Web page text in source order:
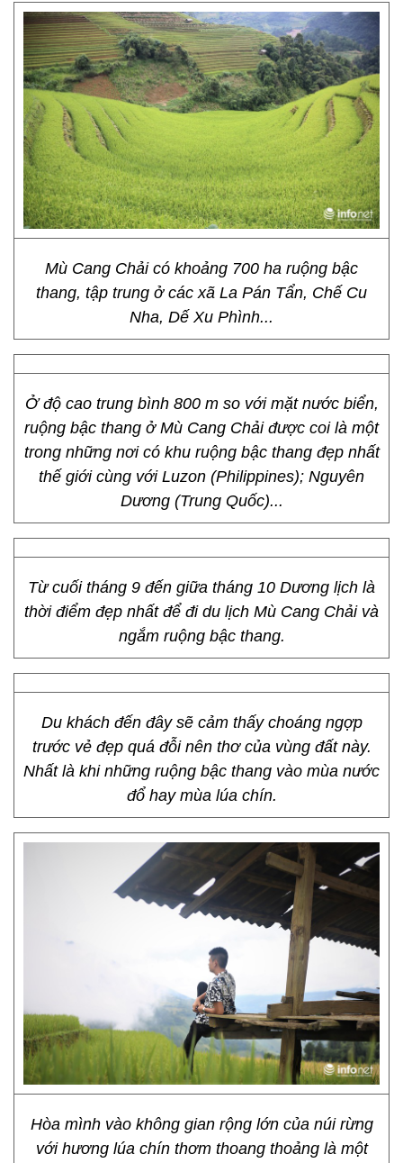
Mù Cang Chải có khoảng 700 ha ruộng bậc
thang, tập trung ở các xã La Pán Tẩn, Chế Cu
Nha, Dế Xu Phình...
Ở độ cao trung bình 800 m so với mặt nước biển,
ruộng bậc thang ở Mù Cang Chải được coi là một
trong những nơi có khu ruộng bậc thang đẹp nhất
thế giới cùng với Luzon (Philippines); Nguyên
Dương (Trung Quốc)...
Từ cuối tháng 9 đến giữa tháng 10 Dương lịch là
thời điểm đẹp nhất để đi du lịch Mù Cang Chải và
ngắm ruộng bậc thang.
Du khách đến đây sẽ cảm thấy choáng ngợp
trước vẻ đẹp quá đỗi nên thơ của vùng đất này.
Nhất là khi những ruộng bậc thang vào mùa nước
đổ hay mùa lúa chín.
Hòa mình vào không gian rộng lớn của núi rừng
với hương lúa chín thơm thoang thoảng là một